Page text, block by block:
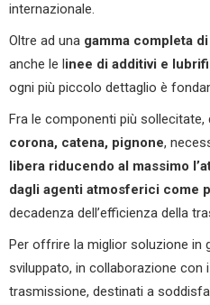
internazionale.
Oltre ad una gamma completa
anche le linee di additivi e
ogni più piccolo dettaglio è
Fra le componenti più
corona, catena, pignone,
libera riducendo al massimo
dagli agenti atmosferici come
decadenza dell’efficienza della
Per offrire la miglior soluzione in
sviluppato, in collaborazione con
trasmissione, destinati a